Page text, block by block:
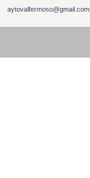
aytovalfermoso@gmail.com